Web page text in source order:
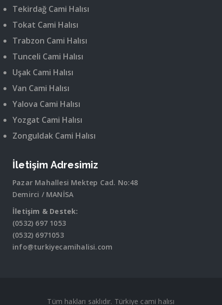
Tekirdağ Cami Halısı
Tokat Cami Halısı
Trabzon Cami Halısı
Tunceli Cami Halısı
Uşak Cami Halısı
Van Cami Halısı
Yalova Cami Halısı
Yozgat Cami Halısı
Zonguldak Cami Halısı
İletişim Adresimiz
Pazar Mahallesi Mektep Cad. No:48
Demirci / MANİSA
İletişim & Destek:
(0532) 697 1053
(0532) 6971053
info@turkiyecamihalisi.com
Tüm hakları saklıdır. Türkiye cami halısı